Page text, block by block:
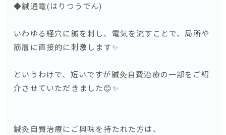
◆鍼通電(はりつうでん)
いわゆる経穴に鍼を刺し、電気を流すことで、局所や
筋層に直接的に刺激します✨
というわけで、短いですが鍼灸自費治療の一部をご紹
介させていただきました😊✨
鍼灸自費治療にご興味を持たれた方は、